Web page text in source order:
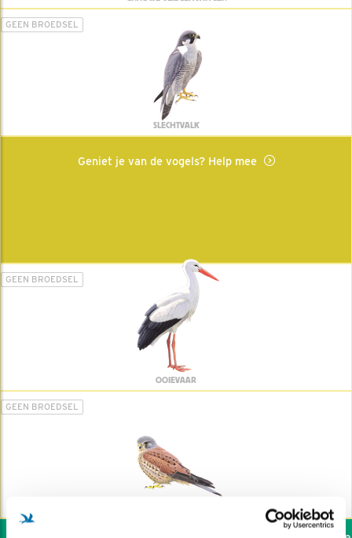
GEEN BROEDSEL
SLECHTVALK
Geniet je van de vogels? Help mee
GEEN BROEDSEL
OOIEVAAR
GEEN BROEDSEL